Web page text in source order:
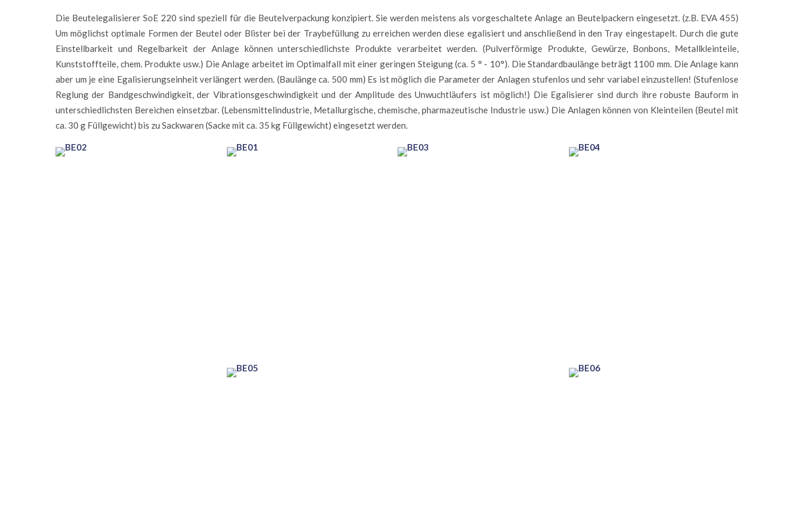
Die Beutelegalisierer SoE 220 sind speziell für die Beutelverpackung konzipiert. Sie werden meistens als vorgeschaltete Anlage an Beutelpackern eingesetzt. (z.B. EVA 455)
Um möglichst optimale Formen der Beutel oder Blister bei der Traybefüllung zu erreichen werden diese egalisiert und anschließend in den Tray eingestapelt. Durch die gute
Einstellbarkeit und Regelbarkeit der Anlage können unterschiedlichste Produkte verarbeitet werden. (Pulverförmige Produkte, Gewürze, Bonbons, Metallkleinteile,
Kunststoffteile, chem. Produkte usw.) Die Anlage arbeitet im Optimalfall mit einer geringen Steigung (ca. 5 ° - 10°). Die Standardbaulänge beträgt 1100 mm. Die Anlage kann
aber um je eine Egalisierungseinheit verlängert werden. (Baulänge ca. 500 mm) Es ist möglich die Parameter der Anlagen stufenlos und sehr variabel einzustellen! (Stufenlose
Reglung der Bandgeschwindigkeit, der Vibrationsgeschwindigkeit und der Amplitude des Unwuchtläufers ist möglich!) Die Egalisierer sind durch ihre robuste Bauform in
unterschiedlichsten Bereichen einsetzbar. (Lebensmittelindustrie, Metallurgische, chemische, pharmazeutische Industrie usw.) Die Anlagen können von Kleinteilen (Beutel mit
ca. 30 g Füllgewicht) bis zu Sackwaren (Sacke mit ca. 35 kg Füllgewicht) eingesetzt werden.